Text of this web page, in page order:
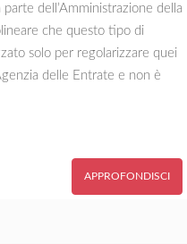
dell’Amministrazione della
che questo tipo di
solo per regolarizzare quei
delle Entrate e non è
APPROFONDISCI